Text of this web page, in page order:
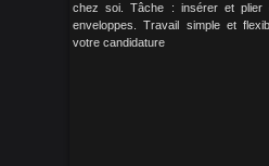
chez soi. Tâche : insérer et plier
enveloppes. Travail simple et
votre candidature